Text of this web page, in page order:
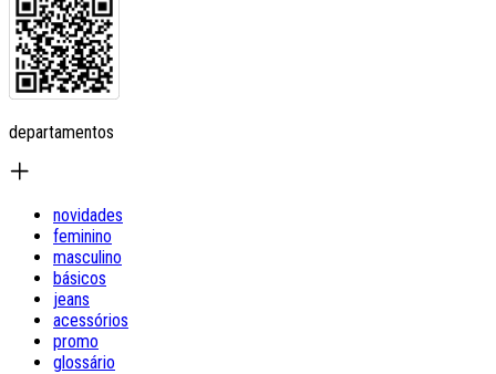
departamentos
novidades
feminino
masculino
básicos
jeans
acessórios
promo
glossário